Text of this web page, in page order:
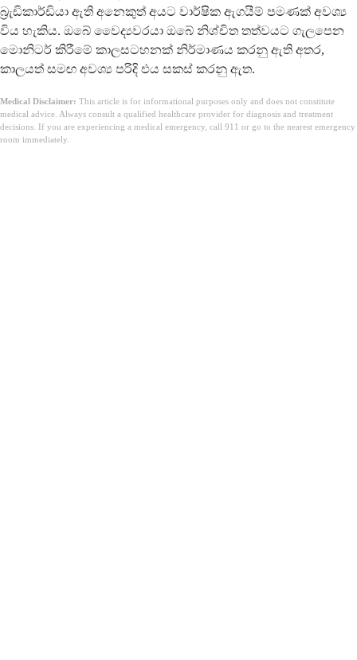
බ්‍රැඩිකාර්ඩියා ඇති අනෙකුත් අයට වාර්ෂික ඇගයීම් පමණක් අවශ්‍ය
විය හැකිය. ඔබේ වෛද්‍යවරයා ඔබේ නිශ්චිත තත්වයට ගැලපෙන
මොනිටර් කිරීමේ කාලසටහනක් නිර්මාණය කරනු ඇති අතර,
කාලයත් සමඟ අවශ්‍ය පරිදි එය සකස් කරනු ඇත.
Medical Disclaimer: This article is for informational purposes only and does not constitute
medical advice. Always consult a qualified healthcare provider for diagnosis and treatment
decisions. If you are experiencing a medical emergency, call 911 or go to the nearest emergency
room immediately.